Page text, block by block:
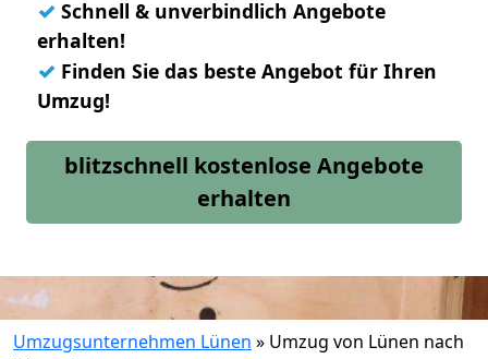
✓ Schnell & unverbindlich Angebote
erhalten!
✓ Finden Sie das beste Angebot für Ihren
Umzug!
blitzschnell kostenlose Angebote
erhalten
Umzugsunternehmen Lünen » Umzug von Lünen nach